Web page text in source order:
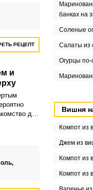
РЕЦЕПТ
и
для
банках на
Соленые
Салаты из
Огурцы по-
Вишня
Компот из
Джем из
Компот из
Компот из